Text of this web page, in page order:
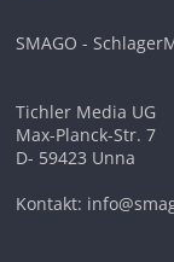
SMAGO -
Tichler Media UG
Max-Planck-Str. 7
D- 59423 Unna
Kontakt: